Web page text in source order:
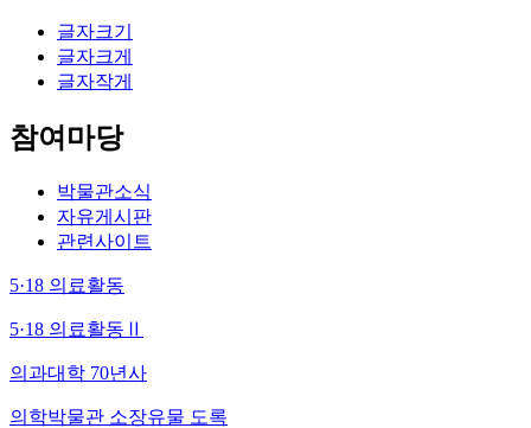
글자크기
글자크게
글자작게
참여마당
박물관소식
자유게시판
관련사이트
5·18 의료활동
5·18 의료활동Ⅱ
의과대학 70년사
의학박물관 소장유물 도록